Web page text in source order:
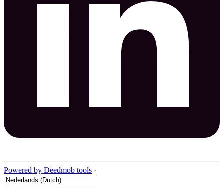
Powered by Deedmob tools ·